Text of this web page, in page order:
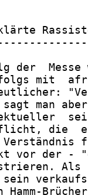
der  Messe
mit
man
die
vor der -
Als
Hamm-